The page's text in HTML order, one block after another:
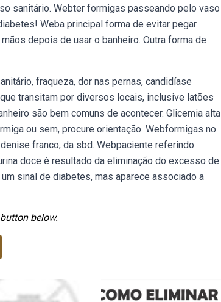
sanitário. Webter formigas passeando pelo vaso
Weba principal forma de evitar pegar
depois de usar o banheiro. Outra forma de
fraqueza, dor nas pernas, candidíase
transitam por diversos locais, inclusive latões
são bem comuns de acontecer. Glicemia alta
ou sem, procure orientação. Webformigas no
franco, da sbd. Webpaciente referindo
doce é resultado da eliminação do excesso de
sinal de diabetes, mas aparece associado a
below.